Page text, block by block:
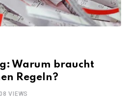
Warum braucht
Regeln?
VIEWS